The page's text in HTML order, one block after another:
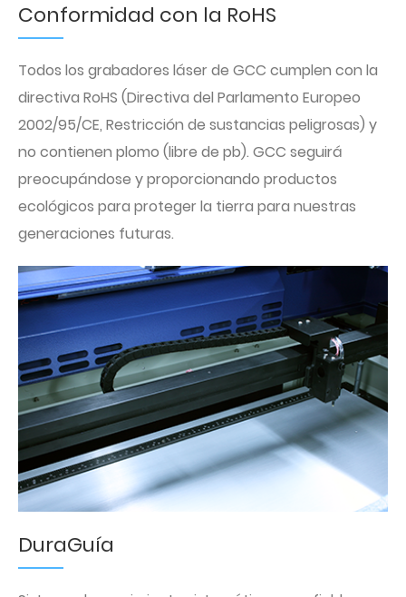
Conformidad con la RoHS
Todos los grabadores láser de GCC cumplen con la
directiva RoHS (Directiva del Parlamento Europeo
2002/95/CE, Restricción de sustancias peligrosas) y
no contienen plomo (libre de pb). GCC seguirá
preocupándose y proporcionando productos
ecológicos para proteger la tierra para nuestras
generaciones futuras.
DuraGuía